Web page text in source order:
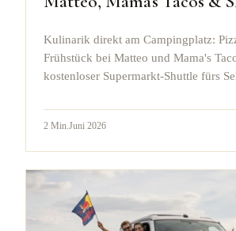
Kulinarik direkt am Campingplatz:
Frühstück bei Matteo und Mama's
kostenloser Supermarkt-Shuttle fürs
2 Min.Juni 2026